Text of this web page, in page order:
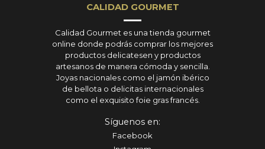
CALIDAD GOURMET
Calidad Gourmet es una tienda gourmet
online donde podrás comprar los mejores
productos delicatesen y productos
artesanos de manera cómoda y sencilla.
Joyas nacionales como el jamón ibérico
de bellota o delicitas internacionales
como el exquisito foie gras francés.
Síguenos en:
Facebook